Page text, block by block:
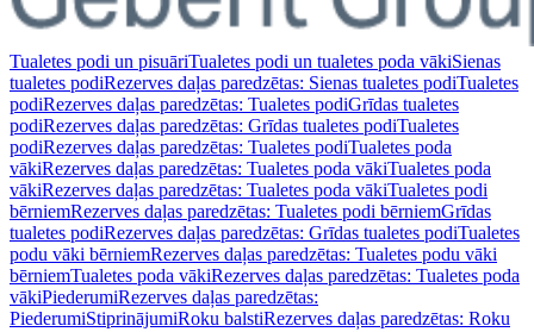
Tualetes podi un pisuāriTualetes podi un tualetes poda vākiSienas
tualetes podiRezerves daļas paredzētas: Sienas tualetes podiTualetes
podiRezerves daļas paredzētas: Tualetes podiGrīdas tualetes
podiRezerves daļas paredzētas: Grīdas tualetes podiTualetes
podiRezerves daļas paredzētas: Tualetes podiTualetes poda
vākiRezerves daļas paredzētas: Tualetes poda vākiTualetes poda
vākiRezerves daļas paredzētas: Tualetes poda vākiTualetes podi
bērniemRezerves daļas paredzētas: Tualetes podi bērniemGrīdas
tualetes podiRezerves daļas paredzētas: Grīdas tualetes podiTualetes
podu vāki bērniemRezerves daļas paredzētas: Tualetes podu vāki
bērniemTualetes poda vākiRezerves daļas paredzētas: Tualetes poda
vākiPiederumiRezerves daļas paredzētas:
PiederumiStiprinājumiRoku balstiRezerves daļas paredzētas: Roku